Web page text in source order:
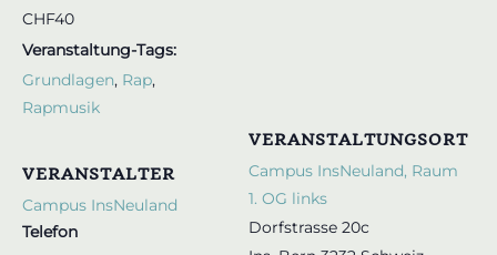
CHF40
Veranstaltung-Tags:
Grundlagen, Rap,
Rapmusik
VERANSTALTER
Campus InsNeuland
Telefon
VERANSTALTUNGSORT
Campus InsNeuland, Raum
1. OG links
Dorfstrasse 20c